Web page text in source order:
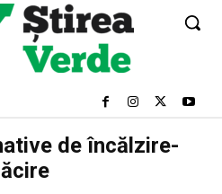
de încălzire-